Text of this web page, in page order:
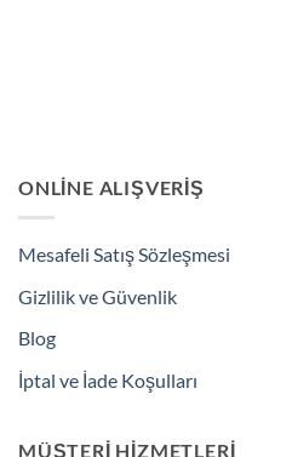
ONLINE ALIŞVERIŞ
Mesafeli Satış Sözleşmesi
Gizlilik ve Güvenlik
Blog
İptal ve İade Koşulları
MÜŞTERI HIZMETLERI